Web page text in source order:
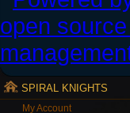
SPIRAL KNIGHTS
My Account